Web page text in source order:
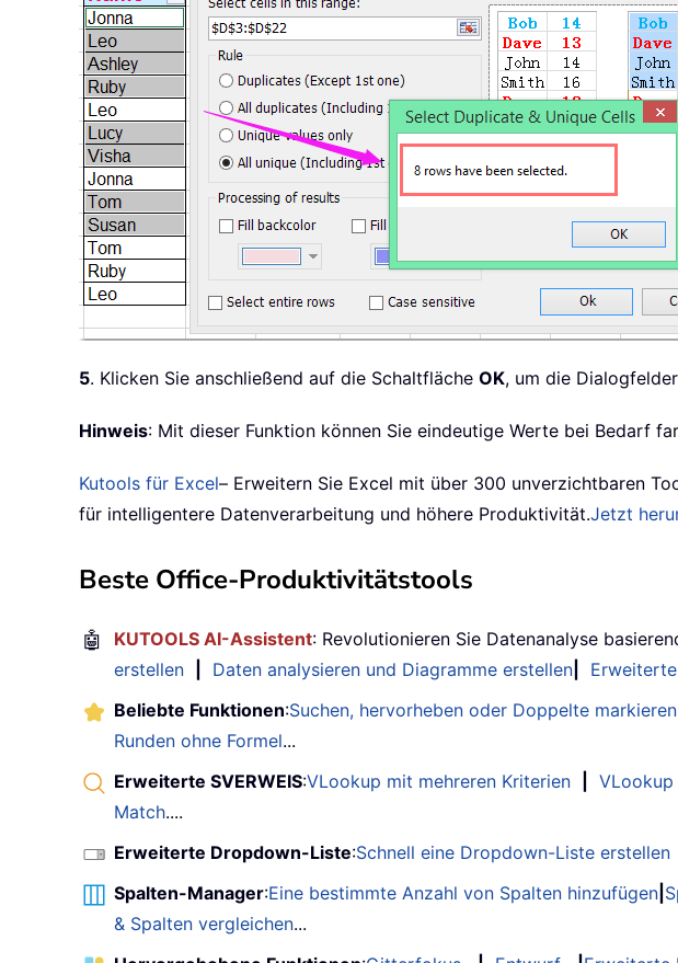
5. Klicken Sie anschließend auf die Schaltfläche OK, um die
Hinweis: Mit dieser Funktion können Sie eindeutige Werte bei Bedarf
Kutools für Excel– Erweitern Sie Excel mit über 300 unverzichtbaren
für intelligentere Datenverarbeitung und höhere Produktivität.Jetzt
Beste Office-Produktivitätstools
🤖 KUTOOLS AI-Assistent: Revolutionieren Sie Datenanalyse
erstellen
Daten analysieren und Diagramme erstellen
Beliebte Funktionen:Suchen, hervorheben oder Doppelte markieren
Runden ohne Formel...
Erweiterte SVERWEIS:VLookup mit mehreren Kriterien VLookup
Match....
Erweiterte Dropdown-Liste:Schnell eine Dropdown-Liste erstellen
Spalten-Manager:Eine bestimmte Anzahl von Spalten hinzufügen
& Spalten vergleichen...